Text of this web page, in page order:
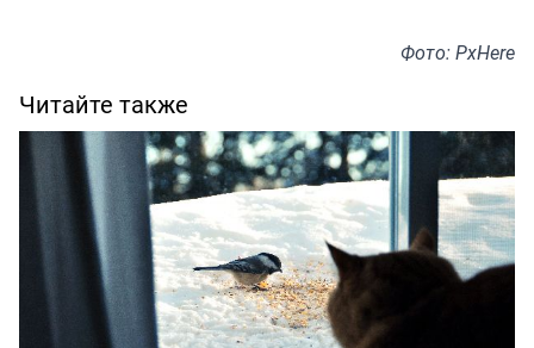
Фото: PxHere
Читайте также